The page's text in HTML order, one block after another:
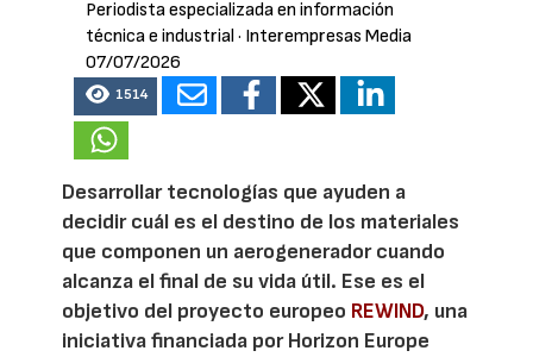
Periodista especializada en información
técnica e industrial· Interempresas Media
07/07/2026
1514
Desarrollar tecnologías que ayuden a
decidir cuál es el destino de los materiales
que componen un aerogenerador cuando
alcanza el final de su vida útil. Ese es el
objetivo del proyecto europeo REWIND, una
iniciativa financiada por Horizon Europe